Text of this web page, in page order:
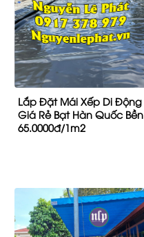
Lắp Đặt Mái Xếp Di Động
Giá Rẻ Bạt Hàn Quốc Bền
65.0000đ/1m2